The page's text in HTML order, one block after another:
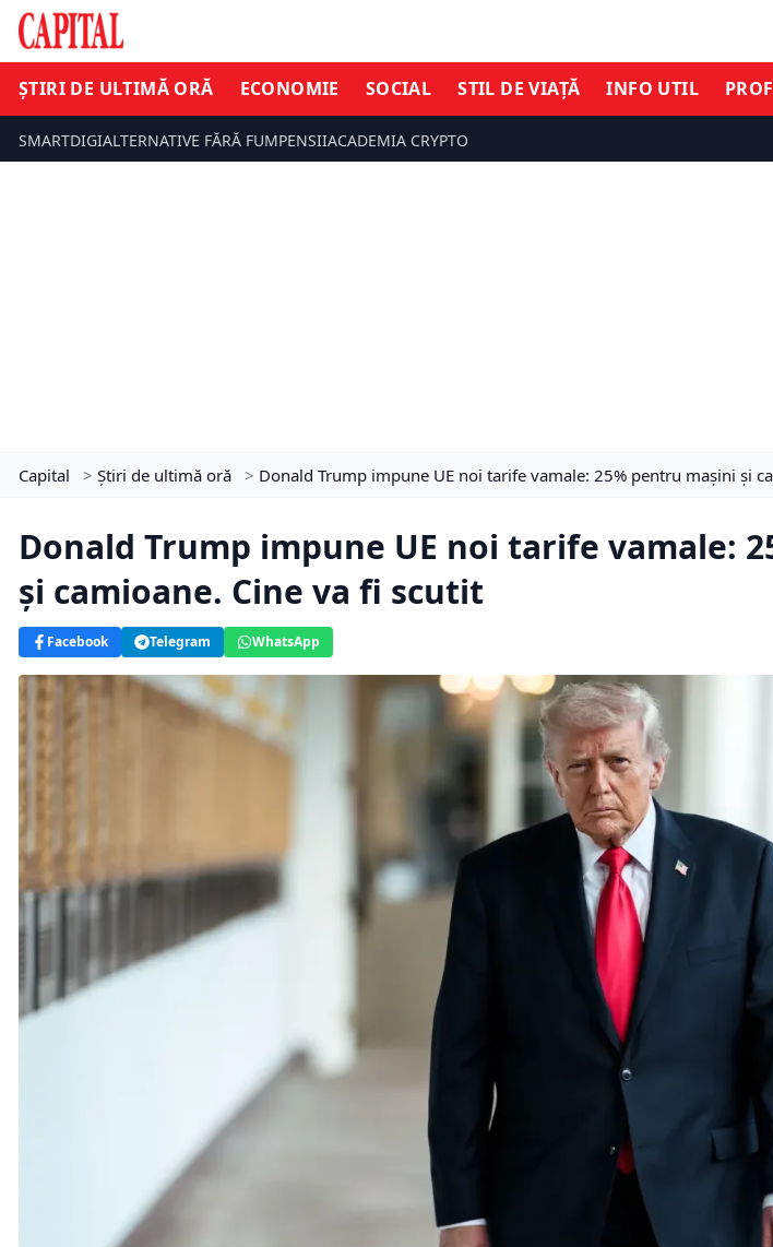
ȘTIRI DE ULTIMĂ ORĂ ECONOMIE SOCIAL STIL DE VIAȚĂ INFO UTIL
SMARTDIGIALTERNATIVE FĂRĂ FUMPENSIIACADEMIA CRYPTO
Capital > Știri de ultimă oră > Donald Trump impune UE noi tarife vamale: 25% pentru mașini și
Donald Trump impune UE noi tarife vamale:
și camioane. Cine va fi scutit
Facebook Telegram WhatsApp